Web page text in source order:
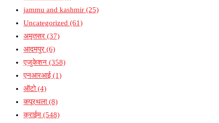
jammu and kashmir (25)
Uncategorized (61)
अमृतसर (37)
आदमपुर (6)
एजुकेशन (358)
एनआरआई (1)
ऑटो(4)
कपूरथला(8)
क्राईम (548)